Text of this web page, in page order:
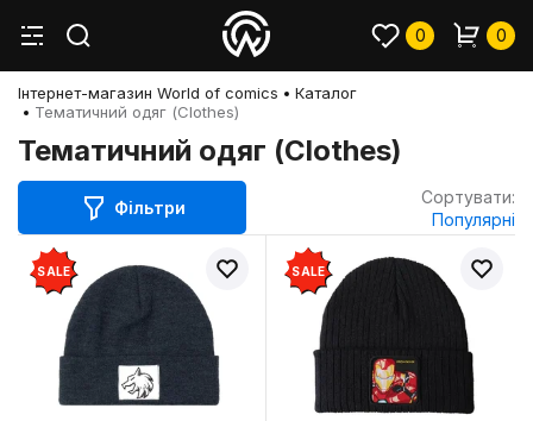
0 0
Інтернет-магазин World of comics
Каталог
Тематичний одяг (Clothes)
Тематичний одяг (Clothes)
Фільтри
Сортувати:
Популярні
SALE SALE